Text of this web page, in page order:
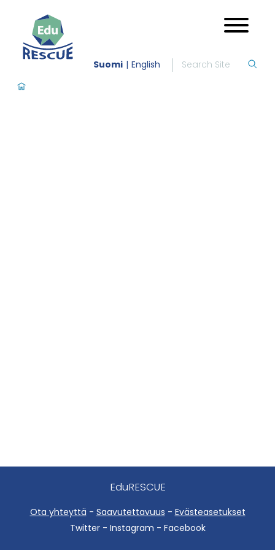
Suomi English
EduRESCUE
Ota yhteyttä - Saavutettavuus - Evästeasetukset
Twitter - Instagram - Facebook